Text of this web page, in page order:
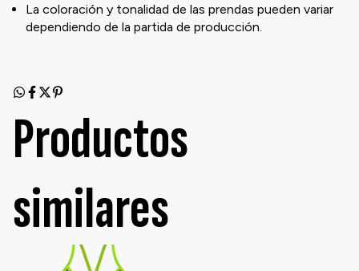
La coloración y tonalidad de las prendas pueden variar
dependiendo de la partida de producción.
Productos
similares